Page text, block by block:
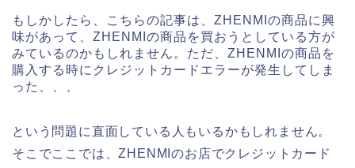
もしかしたら、こちらの記事は、ZHENMIの商品に興
味があって、ZHENMIの商品を買おうとしている方が
みているのかもしれません。ただ、ZHENMIの商品を
購入する時にクレジットカードエラーが発生してしま
った、、、
という問題に直面している人もいるかもしれません。
そこでここでは、ZHENMIのお店でクレジットカード